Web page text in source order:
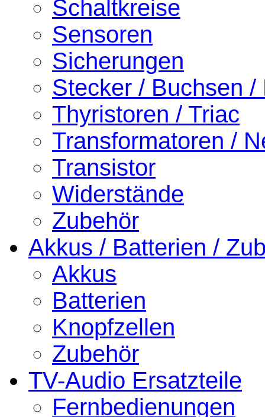
Schaltkreise
Sensoren
Sicherungen
Stecker / Buchsen /
Thyristoren / Triac
Transformatoren /
Transistor
Widerstände
Zubehör
Akkus / Batterien /
Akkus
Batterien
Knopfzellen
Zubehör
TV-Audio Ersatzteile
Fernbedienungen